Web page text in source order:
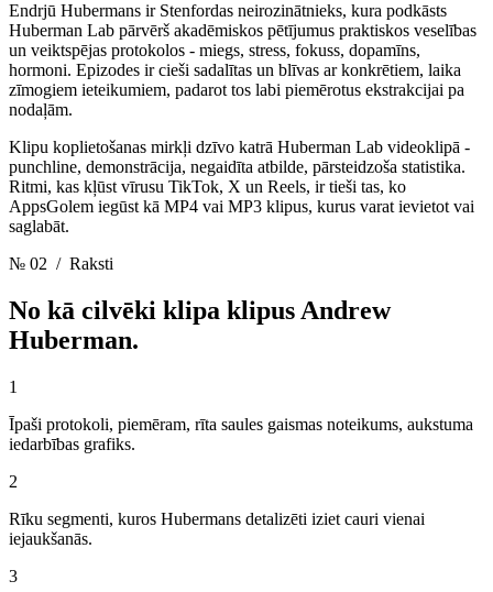
Endrjū Hubermans ir Stenfordas neirozinātnieks, kura podkāsts
Huberman Lab pārvērš akadēmiskos pētījumus praktiskos veselības
un veiktspējas protokolos - miegs, stress, fokuss, dopamīns,
hormoni. Epizodes ir cieši sadalītas un blīvas ar konkrētiem, laika
zīmogiem ieteikumiem, padarot tos labi piemērotus ekstrakcijai pa
nodaļām.
Klipu koplietošanas mirkļi dzīvo katrā Huberman Lab videoklipā -
punchline, demonstrācija, negaidīta atbilde, pārsteidzoša statistika.
Ritmi, kas kļūst vīrusu TikTok, X un Reels, ir tieši tas, ko
AppsGolem iegūst kā MP4 vai MP3 klipus, kurus varat ievietot vai
saglabāt.
№ 02 / Raksti
No kā cilvēki klipa klipus Andrew
Huberman.
1
Īpaši protokoli, piemēram, rīta saules gaismas noteikums, aukstuma
iedarbības grafiks.
2
Rīku segmenti, kuros Hubermans detalizēti iziet cauri vienai
iejaukšanās.
3